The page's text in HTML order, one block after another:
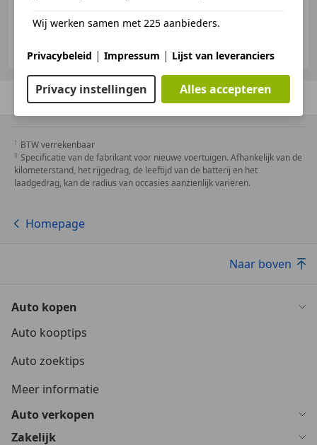
NL-3861 SE NIJKERK
Vorige 1/ Volgende
BTW verrekenbaar
Specificatie van de fabrikant voor nieuwe voertuigen. Afhankelijk van de
kilometerstand, het rijgedrag, de leeftijd van de batterij en het
laadgedrag, kan de radius van occasies aanzienlijk variëren.
Homepage
Naar boven
Auto kopen
Auto kooptips
Auto zoektips
Meer informatie
Auto verkopen
Zakelijk
Wij werken samen met 225 aanbieders.
Privacybeleid | Impressum | Lijst van leveranciers
Privacy instellingen Alles accepteren